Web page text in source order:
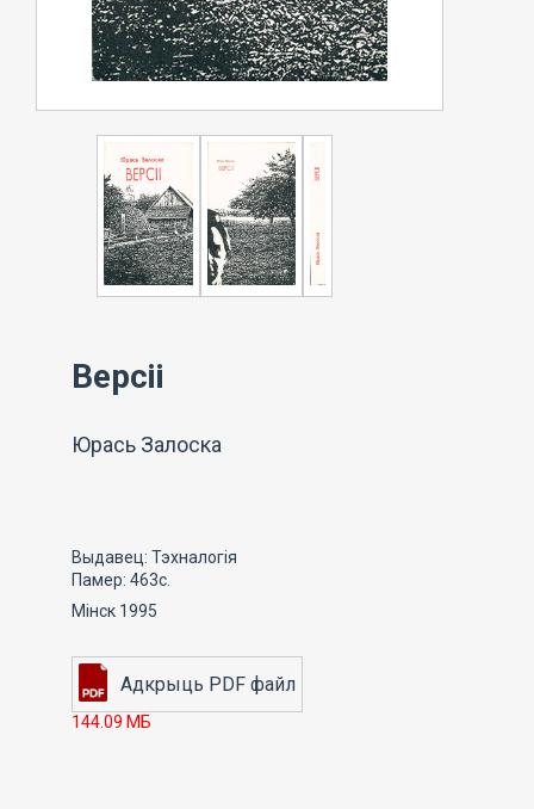
Версіі
Юрась Залоска
Выдавец: Тэхналогія
Памер: 463с.
Мінск 1995
144.09 МБ